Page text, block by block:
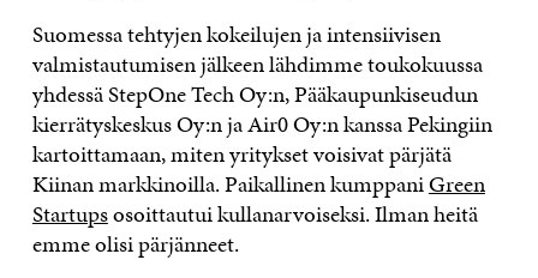
Suomessa tehtyjen kokeilujen ja intensiivisen
valmistautumisen jälkeen lähdimme toukokuussa
yhdessä StepOne Tech Oy:n, Pääkaupunkiseudun
kierrätyskeskus Oy:n ja Air0 Oy:n kanssa Pekingiin
kartoittamaan, miten yritykset voisivat pärjätä
Kiinan markkinoilla. Paikallinen kumppaniGreen
Startupsosoittautui kullanarvoiseksi. Ilman heitä
emme olisi pärjänneet.